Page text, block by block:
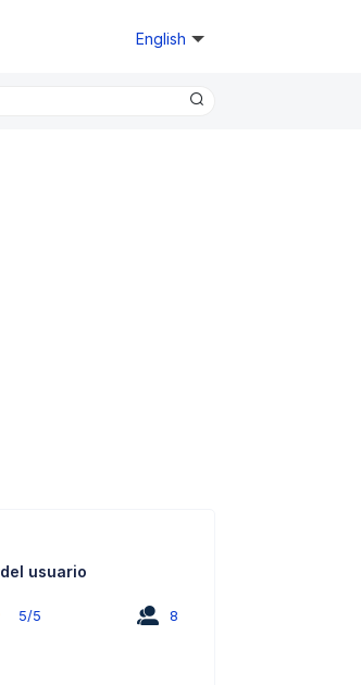
English
usuario
5/5 8